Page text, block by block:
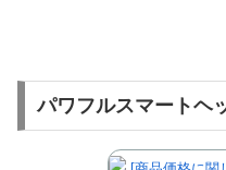
パワフルスマートヘ